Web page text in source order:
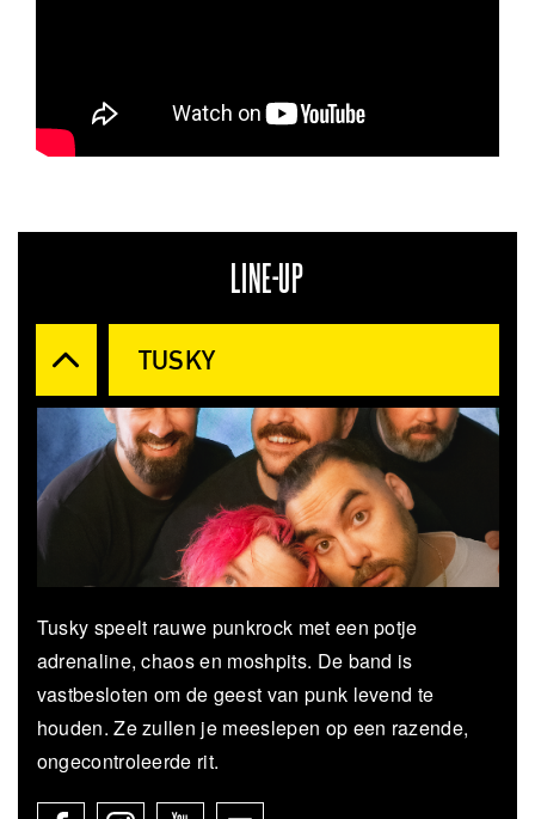
LINE-UP
TUSKY
Tusky speelt rauwe punkrock met een potje
adrenaline, chaos en moshpits. De band is
vastbesloten om de geest van punk levend te
houden. Ze zullen je meeslepen op een razende,
ongecontroleerde rit.